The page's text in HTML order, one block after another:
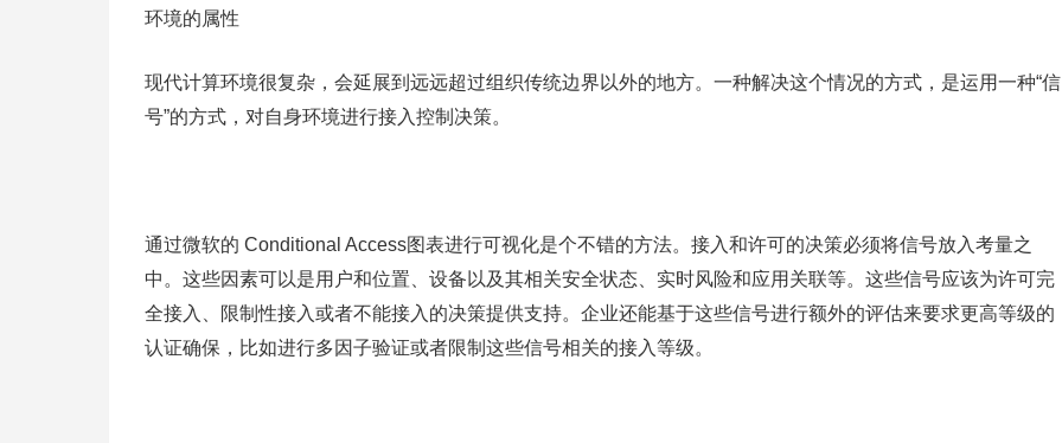
环境的属性
现代计算环境很复杂，会延展到远远超过组织传统边界以外的地方。一种解决这个情况的方式，是运用一种“信
号”的方式，对自身环境进行接入控制决策。
通过微软的 Conditional Access图表进行可视化是个不错的方法。接入和许可的决策必须将信号放入考量之
中。这些因素可以是用户和位置、设备以及其相关安全状态、实时风险和应用关联等。这些信号应该为许可完
全接入、限制性接入或者不能接入的决策提供支持。企业还能基于这些信号进行额外的评估来要求更高等级的
认证确保，比如进行多因子验证或者限制这些信号相关的接入等级。